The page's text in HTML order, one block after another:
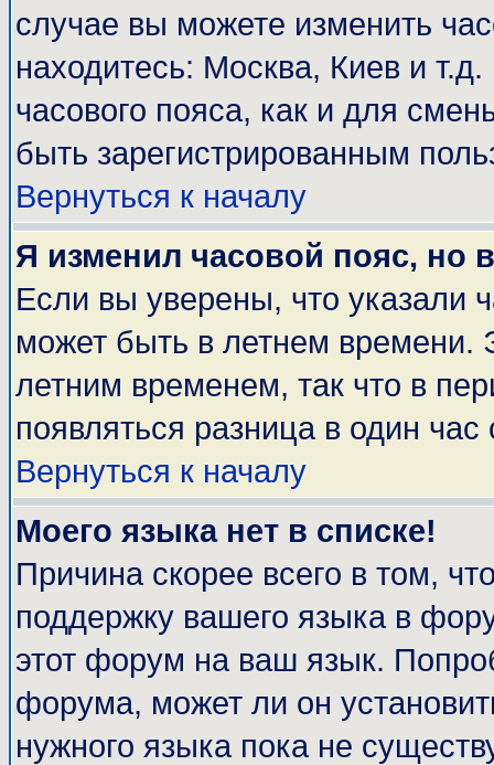
случае вы можете изменить
находитесь: Москва, Киев и
часового пояса, как и для
быть зарегистрированным
Вернуться к началу
Я изменил часовой пояс, но
Если вы уверены, что указали
может быть в летнем времени.
летним временем, так что в
появляться разница в один
Вернуться к началу
Моего языка нет в списке!
Причина скорее всего в том,
поддержку вашего языка в
этот форум на ваш язык.
форума, может ли он
нужного языка пока не